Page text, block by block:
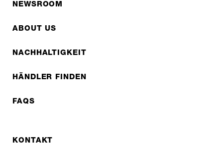
NEWSROOM
ABOUT US
NACHHALTIGKEIT
HÄNDLER FINDEN
FAQS
KONTAKT